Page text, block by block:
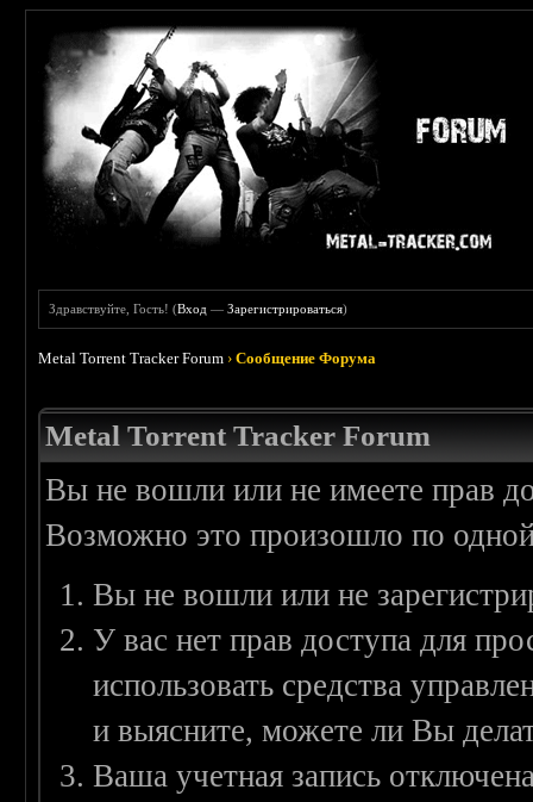
Здравствуйте, Гость! (Вход —Зарегистрироваться)
Metal Torrent Tracker Forum ›Сообщение Форума
Metal Torrent Tracker Forum
Вы не вошли или не имеете прав
Возможно это произошло по
Вы не вошли или не
У вас нет прав доступа для
использовать средства
и выясните, можете ли Вы
Ваша учетная запись